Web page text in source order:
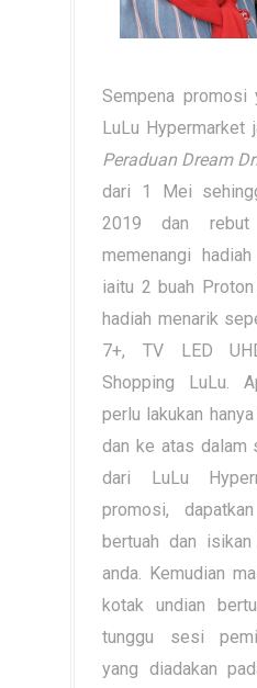
Sempena promosi
LuLu Hypermarket
Peraduan Dream
dari 1 Mei
2019 dan rebut
memenangi
iaitu 2 buah
hadiah menarik
7+, TV LED
Shopping LuLu.
perlu lakukan
dan ke atas dalam
dari LuLu
promosi,
bertuah dan
anda. Kemudian
kotak undian
tunggu sesi
yang diadakan